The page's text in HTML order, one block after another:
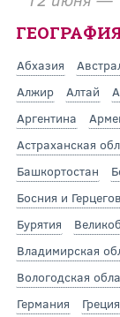
Абхазия
Алжир
Алтай
Аргентина
Астраханская
Башкортостан
Босния и
Бурятия
Владимирская
Вологодская
Германия
Греция